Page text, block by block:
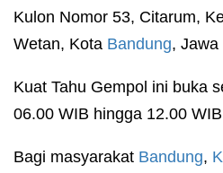
Kulon Nomor 53, Citarum,
Wetan, Kota Bandung, Jawa
Kuat Tahu Gempol ini buka
06.00 WIB hingga 12.00
Bagi masyarakat Bandung,